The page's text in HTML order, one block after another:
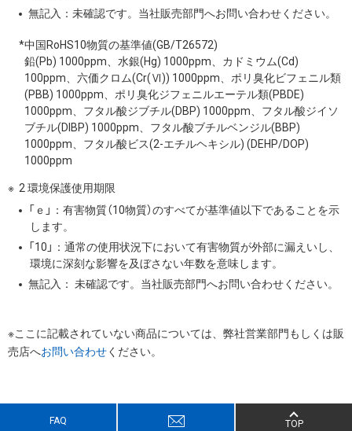
無記入：未確認です。当社販売部門へお問い合わせください。
*中国RoHS10物質の基準値(GB/T26572)
鉛(Pb) 1000ppm、水銀(Hg) 1000ppm、カドミウム(Cd)
100ppm、六価クロム(Cr(Ⅵ)) 1000ppm、ポリ臭化ビフェニル類
(PBB) 1000ppm、ポリ臭化ジフェニルエーテル類(PBDE)
1000ppm、フタル酸ジブチル(DBP) 1000ppm、フタル酸ジイソ
ブチル(DIBP) 1000ppm、フタル酸ブチルベンジル(BBP)
1000ppm、フタル酸ビス(2-エチルヘキシル) (DEHP/DOP)
1000ppm
2 環境保護使用期限
「ｅ」：有害物質（10物質）のすべてが基準値以下であることを示
します。
「10」：通常の使用状況下において有害物質が外部に漏えいし、
環境に深刻な影響を及ぼさない年数を意味します。
無記入： 未確認です。当社販売部門へお問い合わせください。
※ここに記載されていない商品については、弊社営業部門もしくは販
売店へお問い合わせください。
FAQ TOP